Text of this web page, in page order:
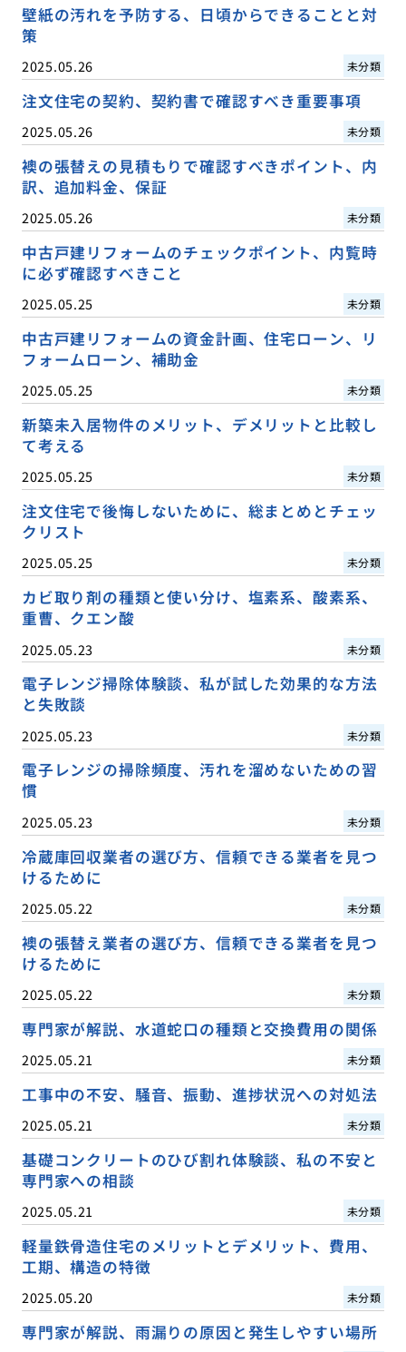
壁紙の汚れを予防する、日頃からできることと対
策
2025.05.26 未分類
注文住宅の契約、契約書で確認すべき重要事項
2025.05.26 未分類
襖の張替えの見積もりで確認すべきポイント、内
訳、追加料金、保証
2025.05.26 未分類
中古戸建リフォームのチェックポイント、内覧時
に必ず確認すべきこと
2025.05.25 未分類
中古戸建リフォームの資金計画、住宅ローン、リ
フォームローン、補助金
2025.05.25 未分類
新築未入居物件のメリット、デメリットと比較し
て考える
2025.05.25 未分類
注文住宅で後悔しないために、総まとめとチェッ
クリスト
2025.05.25 未分類
カビ取り剤の種類と使い分け、塩素系、酸素系、
重曹、クエン酸
2025.05.23 未分類
電子レンジ掃除体験談、私が試した効果的な方法
と失敗談
2025.05.23 未分類
電子レンジの掃除頻度、汚れを溜めないための習
慣
2025.05.23 未分類
冷蔵庫回収業者の選び方、信頼できる業者を見つ
けるために
2025.05.22 未分類
襖の張替え業者の選び方、信頼できる業者を見つ
けるために
2025.05.22 未分類
専門家が解説、水道蛇口の種類と交換費用の関係
2025.05.21 未分類
工事中の不安、騒音、振動、進捗状況への対処法
2025.05.21 未分類
基礎コンクリートのひび割れ体験談、私の不安と
専門家への相談
2025.05.21 未分類
軽量鉄骨造住宅のメリットとデメリット、費用、
工期、構造の特徴
2025.05.20 未分類
専門家が解説、雨漏りの原因と発生しやすい場所